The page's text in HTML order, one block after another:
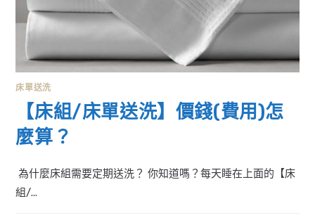
床單送洗
【床組/床單送洗】價錢(費用)怎
麼算？
為什麼床組需要定期送洗？ 你知道嗎？每天睡在上面的【床
組/...